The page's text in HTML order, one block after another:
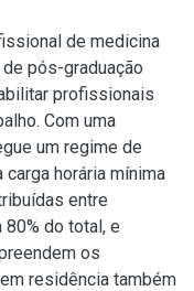
de medicina
pós-graduação
profissionais
Com uma
um regime de
horária mínima
entre
do total, e
os
residência também